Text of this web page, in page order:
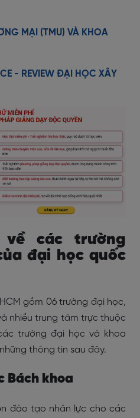
MẠI (TMU) VÀ KHOA
- REVIEW ĐẠI HỌC XÂY
các trường
đại học quốc
gồm 06 trường đại học,
nhiều trung tâm trực thuộc
trường đại học và khoa
thông tin sau đây.
Bách khoa
đào tạo nhân lực cho các